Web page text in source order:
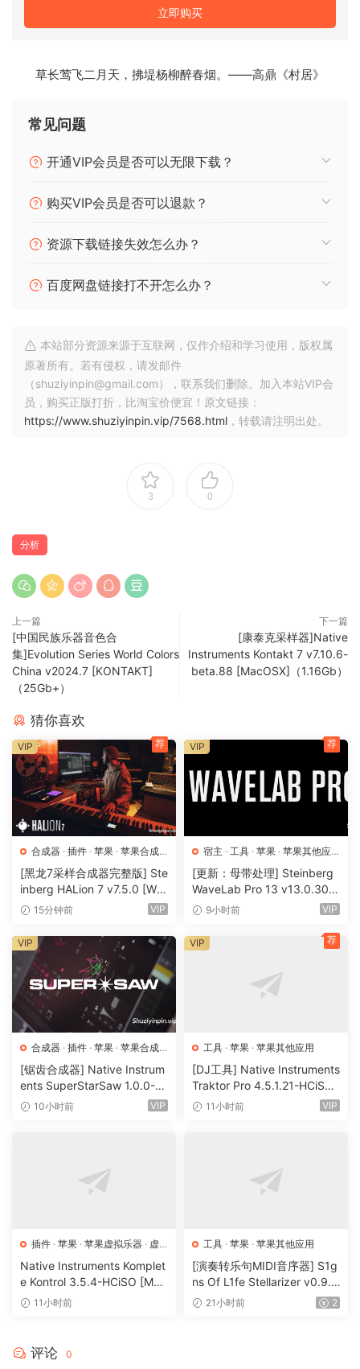
– 支持UAD Luna（立体声-立体声）
– 改进的音高跟踪
– 可变缓冲区大小和低于128采样的缓冲区大小（特别改善了FL
**错误修复**
– 播放期间切换自动模式可能导致崩溃
– 秘密迷你游戏无法触发
– 在Reason中删除和重新加载时出现“硬件问题”
to the sound of the physical voice box we all love.
​Some key techniques Raul used to achieve this include:
• Consonant isolation
• Physical model of plastic tube
KEYBOARD OR AUTO-MODE
Use a MIDI keyboard for precise control of your vocal
of your choice to let it detect and generate the pitch
MONO LEADS OR POLY
Play Vocodine in mono mode for a finetuned style
reminiscent of a physical voice box, or switch over to poly
for a more typical vocoder sound.
MODIFY AND AUTOMATE
• Seamlessly blend between square, pulse, and sawtooth
• Tweak your robo-voice by changing its character, tone,
and formant.
• Grab a soundwave on the fly and keep playing it.
• Add some more bite by turning up the hose drive (tube)
and saturation.
• Get spaced out with the JUNO-style choruses.
New features
– Last note legato
– Dry/wet mix
– Pitch mod speed configurable
– Presets
– Scale presets
– Skewed parameters
– UAD Luna support (stereo-stereo)
– Improved pitch tracking
– Interface finetuning
– Variable buffer sizes and buffer sizes below 128 samples
– Waveshape drawing async could cause crash
– Secret mini-game could not be triggered
– Monitoring issues with Logic Pro X
– “Hardware issue” when deleting and reloading in Reason
立即购买
草长莺飞二月天，拂堤杨柳醉春烟。——高鼎《村居》
常见问题
开通VIP会员是否可以无限下载？
购买VIP会员是否可以退款？
资源下载链接失效怎么办？
百度网盘链接打不开怎么办？
本站部分资源来源于互联网，仅作介绍和学习使用，版权属
原著所有。若有侵权，请发邮件
（shuziyinpin@gmail.com），联系我们删除。加入本站VIP会
员，购买正版打折，比淘宝价便宜！原文链接：
https://www.shuziyinpin.vip/7568.html ，转载请注明出处。
3 0
分析
上一篇
[中国民族乐器音色合
集]Evolution Series World Colors
China v2024.7 [KONTAKT]
（25Gb+）
下一篇
[康泰克采样器]Native
Instruments Kontakt 7 v7.10.6-
beta.88 [MacOSX]（1.16Gb）
猜你喜欢
合成器 · 插件 · 苹果 · 苹果合成
器
[黑龙7采样合成器完整版] Ste
inberg HALion 7 v7.5.0 [Wi
N, MacOSX]（673.3MB+92
15分钟前 VIP
VIP 荐
宿主 · 工具 · 苹果 · 苹果其他应
用· 苹果宿主
[更新：母带处理] Steinberg
WaveLab Pro 13 v13.0.30
+安装方法 [WiN, MacOSX]
9小时前 VIP
VIP 荐
合成器 · 插件 · 苹果 · 苹果合成
器
[锯齿合成器] Native Instrum
ents SuperStarSaw 1.0.0-H
CiSO [MacOSX]（182.43M
10小时前 VIP
VIP
工具 · 苹果 · 苹果其他应用
[DJ工具] Native Instruments
Traktor Pro 4.5.1.21-HCiSO
[MacOSX]（402.83MB）
11小时前 VIP
VIP 荐
插件 · 苹果 · 苹果虚拟乐器 · 虚
拟乐器
Native Instruments Komplet
e Kontrol 3.5.4-HCiSO [Mac
OSX]（ 823.17MB）
11小时前
工具 · 苹果 · 苹果其他应用
[演奏转乐句MIDI音序器] S1g
ns Of L1fe Stellarizer v0.9.1
BETA-ARCADiA [WiN, MacO
21小时前 2
评论 0